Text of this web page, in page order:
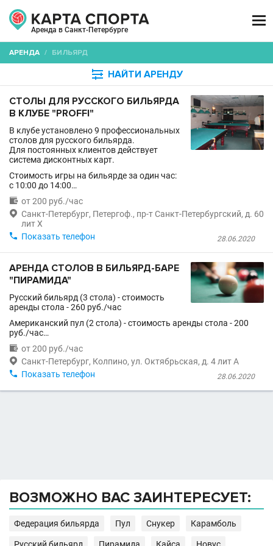
Аренда в Санкт-Петербурге

АРЕНДА / БИЛЬЯРД
 НАЙТИ АРЕНДУ
СТОЛЫ ДЛЯ РУССКОГО БИЛЬЯРДА
В КЛУБЕ "PROFFI"
В клубе установлено 9 профессиональных
столов для русского бильярда.
Для постоянных клиентов действует
система дисконтных карт.
Стоимость игры на бильярде за один час:
с 10:00 до 14:00…
 от 200 руб./час
 Санкт-Петербург, Петергоф., пр-т Санкт-Петербургский, д. 60
лит Х
28.06.2020
 Показать телефон
АРЕНДА СТОЛОВ В БИЛЬЯРД-БАРЕ
"ПИРАМИДА"
Русский бильярд (3 стола) - стоимость
аренды стола - 260 руб./час
Американский пул (2 стола) - стоимость аренды стола - 200
руб./час…
 от 200 руб./час
 Санкт-Петербург, Колпино, ул. Октябрьская, д. 4 лит А
28.06.2020
 Показать телефон
ВОЗМОЖНО ВАС ЗАИНТЕРЕСУЕТ:
Федерация бильярда Пул Снукер Карамболь